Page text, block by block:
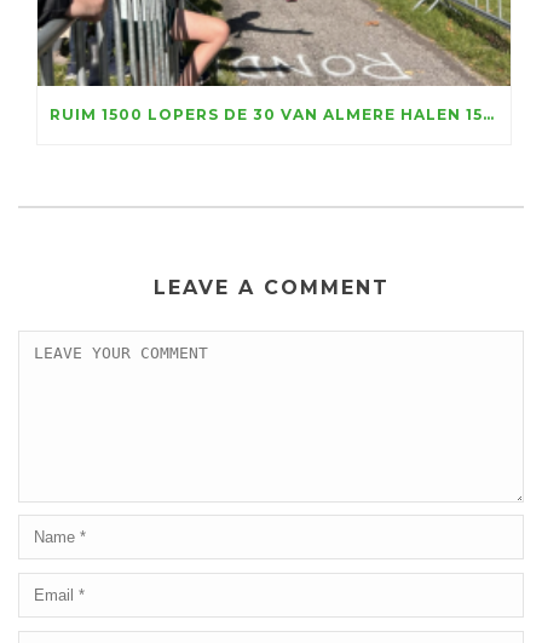
RUIM 1500 LOPERS DE 30 VAN ALMERE HALEN 156.100 EURO VOOR KIKA OP, MARATHONTOPPER LUC ESSINK WINT IN RAZENDSNELLE TIJD
LEAVE A COMMENT